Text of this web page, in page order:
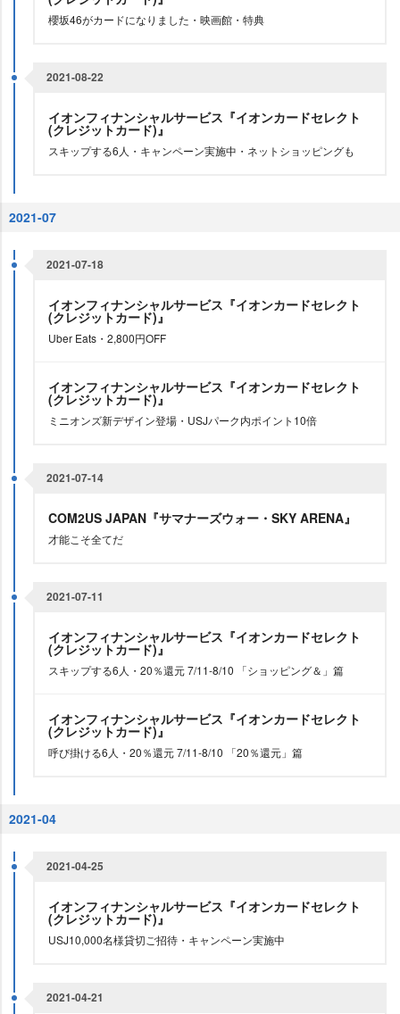
櫻坂46がカードになりました・映画館・特典
2021-08-22
イオンフィナンシャルサービス『イオンカードセレクト
(クレジットカード)』
スキップする6人・キャンペーン実施中・ネットショッピングも
2021-07
2021-07-18
イオンフィナンシャルサービス『イオンカードセレクト
(クレジットカード)』
Uber Eats・2,800円OFF
イオンフィナンシャルサービス『イオンカードセレクト
(クレジットカード)』
ミニオンズ新デザイン登場・USJパーク内ポイント10倍
2021-07-14
COM2US JAPAN『サマナーズウォー・SKY ARENA』
才能こそ全てだ
2021-07-11
イオンフィナンシャルサービス『イオンカードセレクト
(クレジットカード)』
スキップする6人・20％還元 7/11-8/10 「ショッピング＆」篇
イオンフィナンシャルサービス『イオンカードセレクト
(クレジットカード)』
呼び掛ける6人・20％還元 7/11-8/10 「20％還元」篇
2021-04
2021-04-25
イオンフィナンシャルサービス『イオンカードセレクト
(クレジットカード)』
USJ10,000名様貸切ご招待・キャンペーン実施中
2021-04-21